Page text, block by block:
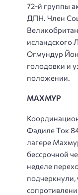
72-й группы
ДПН. Член
исландского
Огмундур
голодовки и
положении.
МАХМУР
Фадиле Ток
лагере
бессрочной
неделе
подчеркнули,